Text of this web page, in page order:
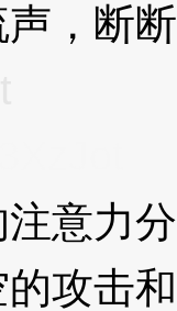
，断
力分
攻击